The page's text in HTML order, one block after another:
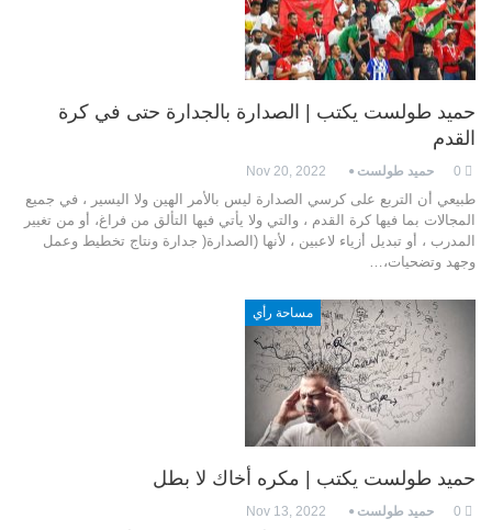
حميد طولست يكتب | الصدارة بالجدارة حتى في كرة
القدم
حميد طولست Nov 20, 2022
طبيعي أن التربع على كرسي الصدارة ليس بالأمر الهين ولا اليسير ، في جميع
المجالات بما فيها كرة القدم ، والتي ولا يأتي فيها التألق من فراغ، أو من تغيير
المدرب ، أو تبديل أزياء لاعبين ، لأنها (الصدارة( جدارة ونتاج تخطيط وعمل
وجهد وتضحيات،…
مساحة رأي
حميد طولست يكتب | مكره أخاك لا بطل
حميد طولست Nov 13, 2022